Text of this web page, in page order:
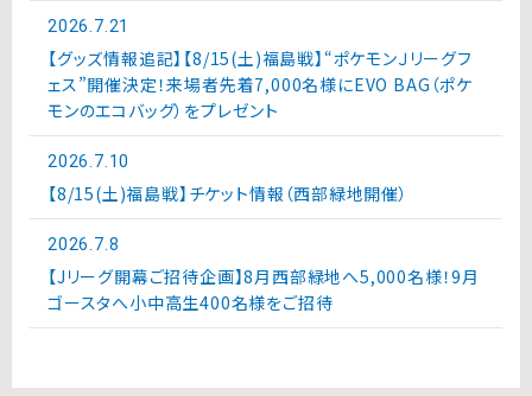
2026.7.21
【グッズ情報追記】【8/15(土)福島戦】“ポケモンＪリーグフ
ェス”開催決定！来場者先着7,000名様にEVO BAG（ポケ
モンのエコバッグ）をプレゼント
2026.7.10
【8/15(土)福島戦】チケット情報（西部緑地開催）
2026.7.8
【Jリーグ開幕ご招待企画】8月西部緑地へ5,000名様！9月
ゴースタへ小中高生400名様をご招待